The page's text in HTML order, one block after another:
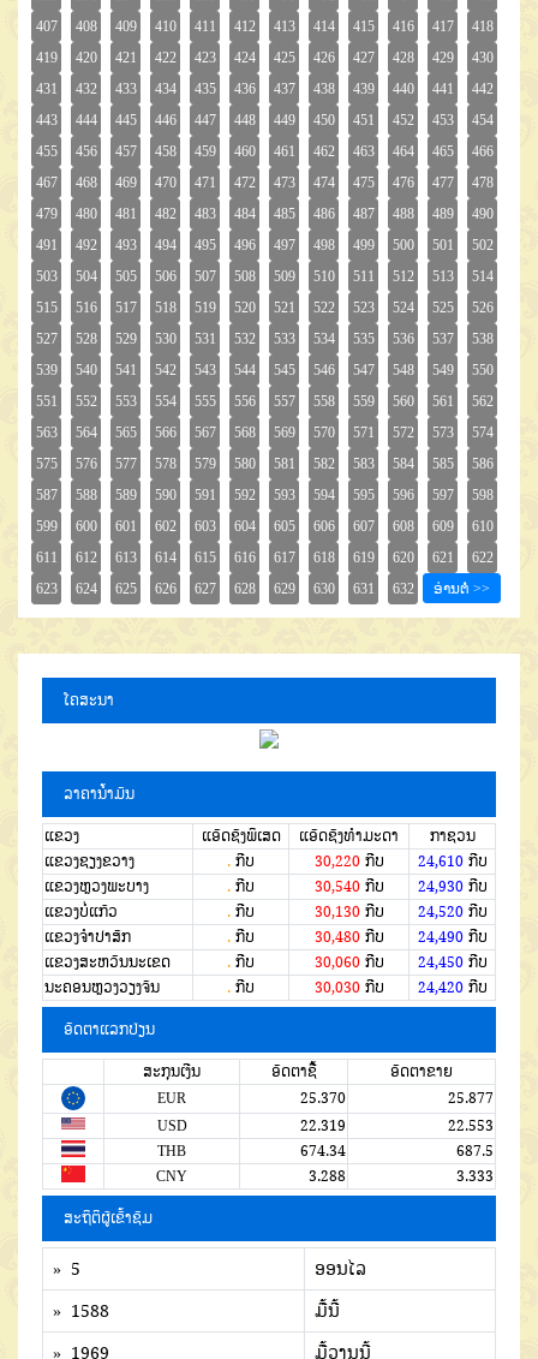
ໂຄສະນາ
ລາຄານໍ້າມັນ
ແຂວງ ແອັດຊັງພິເສດ ແອັດຊັງທຳມະດາ
ກາຊວນ
ແຂວງຊຽງຂວາງ
. ກີບ 30,220ກີບ 24,610ກີບ
ແຂວງຫຼວງພະບາງ
. ກີບ 30,540ກີບ 24,930ກີບ
ແຂວງບໍ່ແກ້ວ
. ກີບ 30,130ກີບ 24,520ກີບ
ແຂວງຈໍາປາສັກ
. ກີບ 30,480ກີບ 24,490ກີບ
ແຂວງສະຫວັນນະເຂດ
. ກີບ 30,060ກີບ 24,450ກີບ
ນະຄອນຫຼວງວຽງຈັນ
. ກີບ 30,030ກີບ 24,420ກີບ
ອັດຕາແລກປ່ຽນ
ສະກຸນເງີນ ອັດຕາຊື້
ອັດຕາຂາຍ
EUR
25.370
25.877
USD
22.319
22.553
THB
674.34
687.5
CNY
3.288 3.333
ສະຖິຕິຜູ້ເຂົ້າຊົມ
» 5
ອອນໄລ
» 1588
ມື້ນີ້
» 1969
ມື້ວານນີ້